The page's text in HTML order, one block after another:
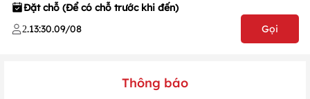
Đặt chỗ (Để có chỗ trước khi đến)
2.13:30.09/08 Gọi
Thông báo